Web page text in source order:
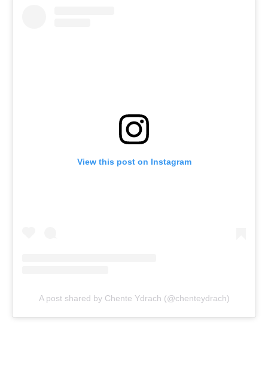
View this post on Instagram
A post shared by Chente Ydrach (@chenteydrach)